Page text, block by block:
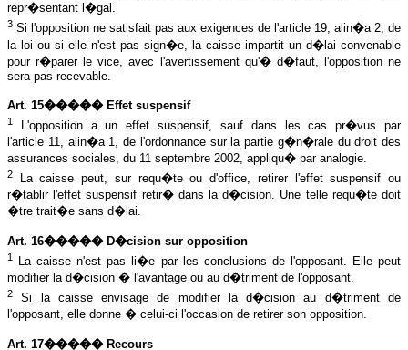
repr�sentant l�gal.
3 Si l'opposition ne satisfait pas aux exigences de l'article 19, alin�a 2, de
la loi ou si elle n'est pas sign�e, la caisse impartit un d�lai convenable
pour r�parer le vice, avec l'avertissement qu'� d�faut, l'opposition ne
sera pas recevable.
Art. 15����� Effet suspensif
1 L'opposition a un effet suspensif, sauf dans les cas pr�vus par
l'article 11, alin�a 1, de l'ordonnance sur la partie g�n�rale du droit des
assurances sociales, du 11 septembre 2002, appliqu� par analogie.
2
La caisse peut, sur requ�te ou d'office, retirer l'effet suspensif ou
r�tablir l'effet suspensif retir� dans la d�cision. Une telle requ�te doit
�tre trait�e sans d�lai.
Art. 16����� D�cision sur opposition
1
La caisse n'est pas li�e par les conclusions de l'opposant. Elle peut
modifier la d�cision � l'avantage ou au d�triment de l'opposant.
2
Si la caisse envisage de modifier la d�cision au d�triment de
l'opposant, elle donne � celui-ci l'occasion de retirer son opposition.
Art. 17����� Recours